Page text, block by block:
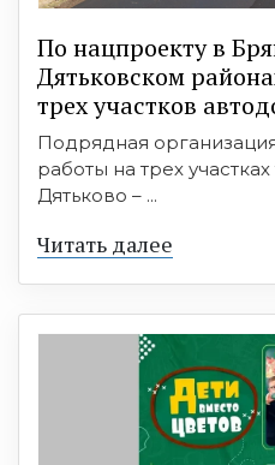
По нацпроекту в
Дятьковском
трех участков
Подрядная
работы на трех
Дятьково – ...
Читать далее